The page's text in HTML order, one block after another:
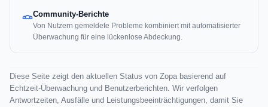
Community-Berichte
Von Nutzern gemeldete Probleme kombiniert mit automatisierter
Überwachung für eine lückenlose Abdeckung.
Diese Seite zeigt den aktuellen Status von Zopa basierend auf
Echtzeit-Überwachung und Benutzerberichten. Wir verfolgen
Antwortzeiten, Ausfälle und Leistungsbeeinträchtigungen, damit Sie